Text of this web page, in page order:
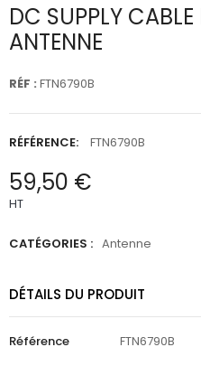
DC SUPPLY
ANTENNE
RÉF : FTN6790B
RÉFÉRENCE: FTN6790B
59,50 €
HT
CATÉGORIES : Antenne
DÉTAILS DU PRODUIT
Référence FTN6790B